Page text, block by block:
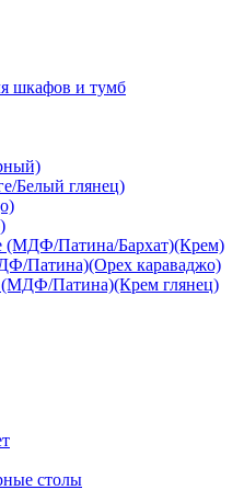
шкафов и тумб
Белый глянец)
(МДФ/Патина/Бархат)(Крем)
Патина)(Орех караваджо)
(МДФ/Патина)(Крем глянец)
столы